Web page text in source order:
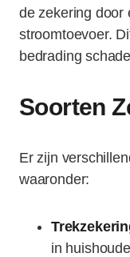
de zekering door
stroomtoevoer.
bedrading
Soorten
Er zijn
waaronder:
in